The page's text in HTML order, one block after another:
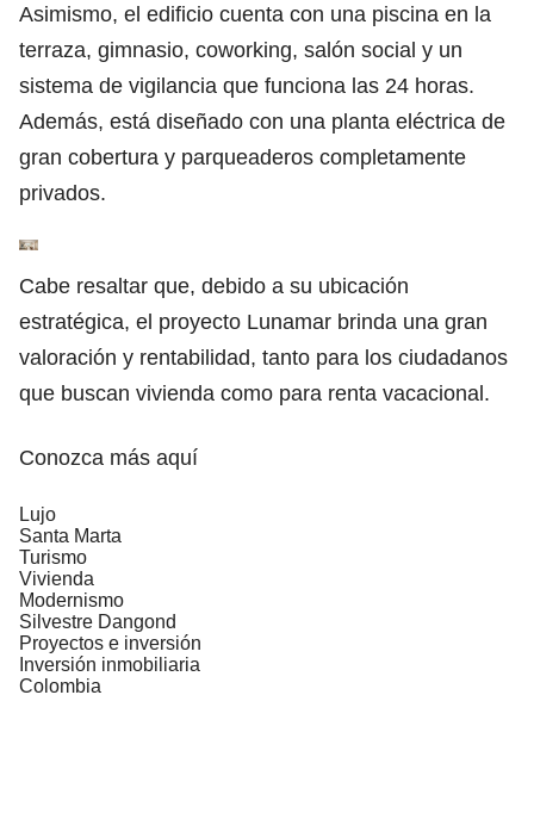
Asimismo, el edificio cuenta con una piscina en la
terraza, gimnasio, coworking, salón social y un
sistema de vigilancia que funciona las 24 horas.
Además, está diseñado con una planta eléctrica de
gran cobertura y parqueaderos completamente
privados.
Cabe resaltar que, debido a su ubicación
estratégica, el proyecto Lunamar brinda una gran
valoración y rentabilidad, tanto para los ciudadanos
que buscan vivienda como para renta vacacional.
Conozca más aquí
Lujo
Santa Marta
Turismo
Vivienda
Modernismo
Silvestre Dangond
Proyectos e inversión
Inversión inmobiliaria
Colombia